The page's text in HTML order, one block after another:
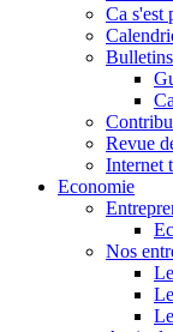
Ca s'est
Bulletins
Revue
Internet
Economie
Nos